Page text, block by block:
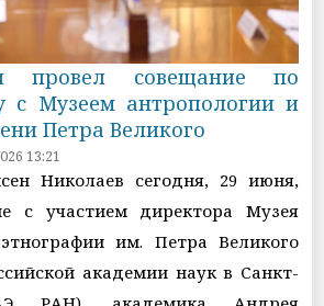
провел совещание по
с Музеем антропологии и
Петра Великого
13:21
Николаев сегодня, 29 июня,
с участием директора Музея
им. Петра Великого
академии наук в Санкт-